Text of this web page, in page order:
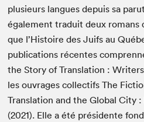
plusieurs langues depuis sa
également traduit deux romans
que l’Histoire des Juifs au
publications récentes
the Story of Translation :
les ouvrages collectifs The
Translation and the Global City
(2021). Elle a été présidente